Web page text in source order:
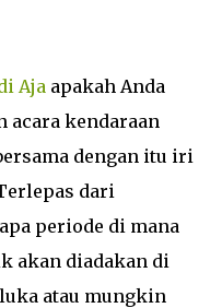
Aja apakah Anda
acara kendaraan
dengan itu iri
dari
periode di mana
akan diadakan di
atau mungkin